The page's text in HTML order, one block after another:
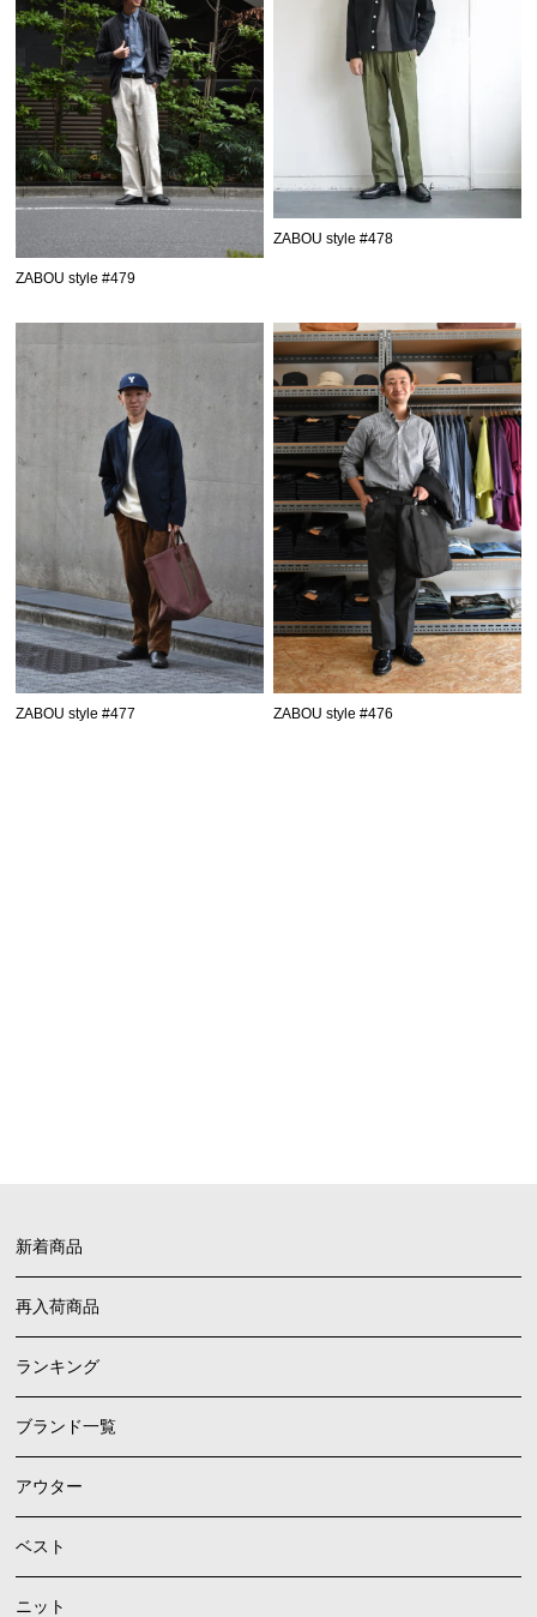
ZABOU style #479
ZABOU style #478
ZABOU style #477 ZABOU style #476
新着商品
再入荷商品
ランキング
ブランド一覧
アウター
ベスト
ニット